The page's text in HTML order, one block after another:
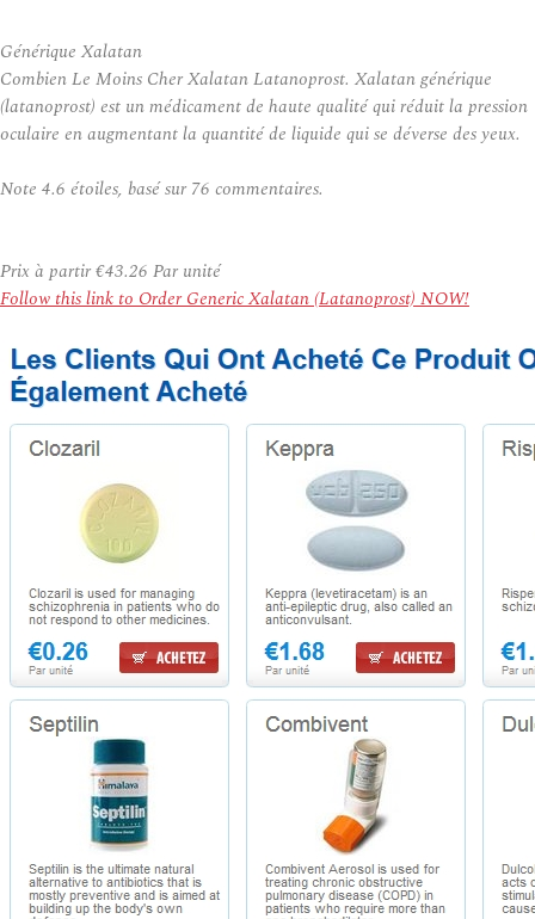
Générique Xalatan
Combien Le Moins Cher Xalatan Latanoprost. Xalatan générique
(latanoprost) est un médicament de haute qualité qui réduit la pression
oculaire en augmentant la quantité de liquide qui se déverse des yeux.
Note 4.6 étoiles, basé sur 76 commentaires.
Prix à partir€43.26 Par unité
Follow this link to Order Generic Xalatan (Latanoprost) NOW!